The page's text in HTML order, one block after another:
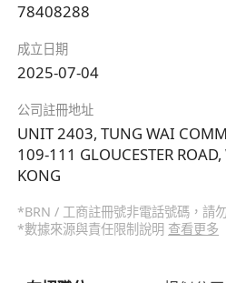
78408288
成立日期
2025-07-04
公司註冊地址
UNIT 2403, TUNG WAI
109-111 GLOUCESTER
KONG
*BRN / 工商註冊號非電話號碼，請
*數據來源與責任限制說明 查看更多